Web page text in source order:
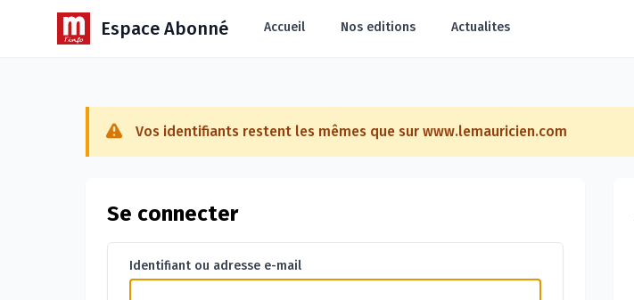
Espace Abonné Accueil Nos editions Actualites
Vos identifiants restent les mêmes que sur www.lemauricien.com
Se connecter
Identifiant ou adresse e-mail